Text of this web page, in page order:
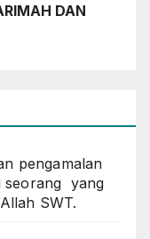
DAN
pengamalan
seorang yang
SWT.